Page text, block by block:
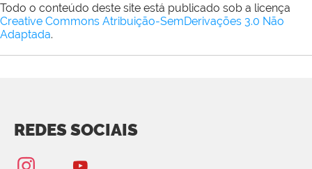
Todo o conteúdo deste site está publicado sob a licença
Creative Commons Atribuição-SemDerivações 3.0 Não
Adaptada.
REDES SOCIAIS